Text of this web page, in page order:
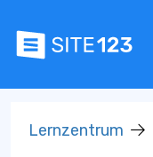
Lernzentrum